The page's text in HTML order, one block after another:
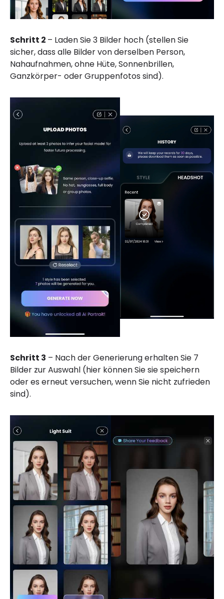
Schritt 2 – Laden Sie 3 Bilder hoch (stellen Sie
sicher, dass alle Bilder von derselben Person,
Nahaufnahmen, ohne Hüte, Sonnenbrillen,
Ganzkörper- oder Gruppenfotos sind).
Schritt 3 – Nach der Generierung erhalten Sie 7
Bilder zur Auswahl (hier können Sie sie speichern
oder es erneut versuchen, wenn Sie nicht zufrieden
sind).